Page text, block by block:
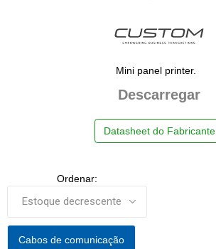
Mini panel printer.
Descarregar
Datasheet do Fabricante
Ordenar:
Cabos de comunicação